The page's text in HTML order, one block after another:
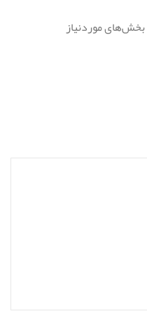
بخش‌های موردنیاز